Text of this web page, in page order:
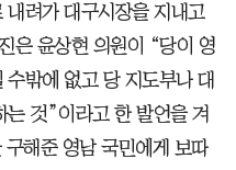
려가 대구시장을 지내고
은 윤상현 의원이 “당이 영
밖에 없고 당 지도부나 대
것”이라고 한 발언을 겨
해준 영남 국민에게 보따